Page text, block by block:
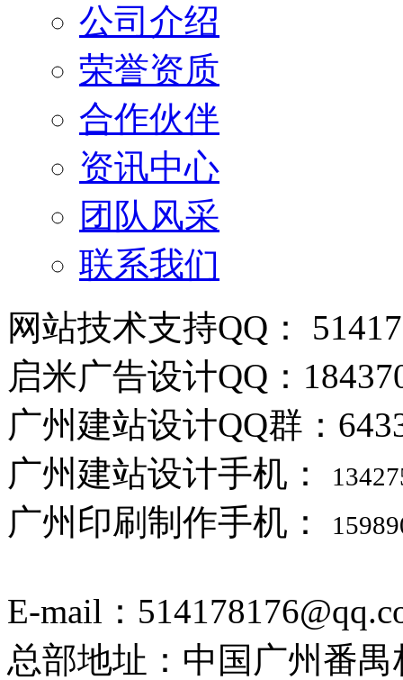
公司介绍
荣誉资质
合作伙伴
资讯中心
团队风采
联系我们
网站技术支持QQ：
启米广告设计QQ：
广州建站设计QQ群：
广州建站设计手机：
广州印刷制作手机：
E-mail：
总部地址：中国广州番